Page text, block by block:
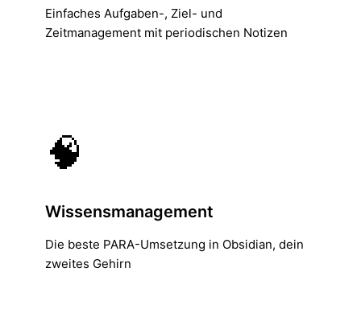
Einfaches Aufgaben-, Ziel- und
Zeitmanagement mit periodischen Notizen
🧠
Wissensmanagement
Die beste PARA-Umsetzung in Obsidian, dein
zweites Gehirn